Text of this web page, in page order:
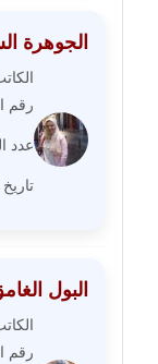
الجوهرة
رقم
عدد
البول
رقم